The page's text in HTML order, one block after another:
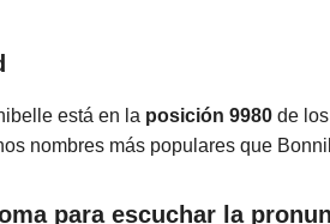
está en la posición 9980 de
nombres más populares que
para escuchar la